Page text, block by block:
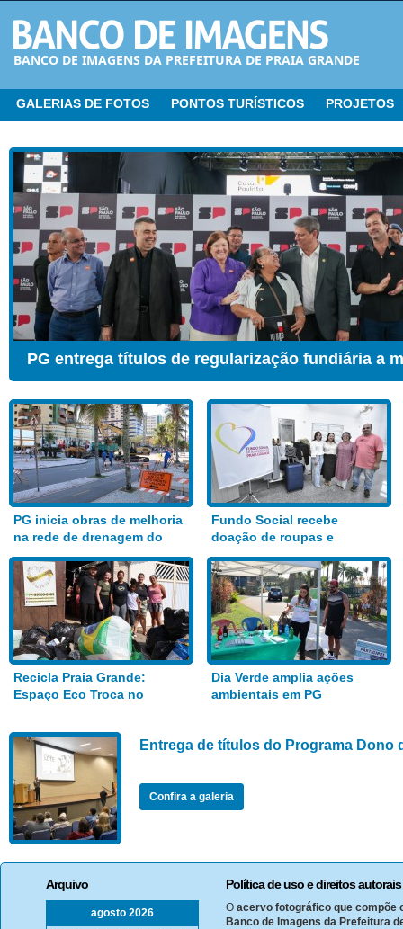
BANCO DE IMAGENS DA PREFEITURA DE PRAIA GRANDE
GALERIAS DE FOTOS PONTOS TURÍSTICOS PROJETOS
CER ganha Sala de Estimulação Sensorial
PG inicia obras de melhoria
na rede de drenagem do
Bairro Aviação
Fundo Social recebe
doação de roupas e
alimentos
Recicla Praia Grande:
Espaço Eco Troca no
Dia Verde amplia ações
ambientais em PG
Entrega de títulos do Programa Dono
Confira a galeria
Arquivo
agosto 2026
Política de uso e direitos autorais
O acervo fotográfico que compõe
Banco de Imagens da Prefeitura